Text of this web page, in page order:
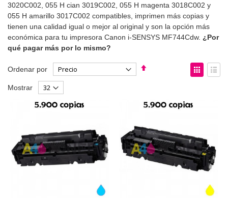
3020C002, 055 H cian 3019C002, 055 H magenta 3018C002 y
055 H amarillo 3017C002 compatibles, imprimen más copias y
tienen una calidad igual o mejor al original y son la opción más
económica para tu impresora Canon i-SENSYS MF744Cdw. ¿Por
qué pagar más por lo mismo?
Ordenar por
Fijar
Ver
como
Mostrar